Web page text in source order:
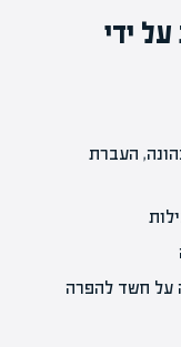
ידי
העברת
על חשד להפרה